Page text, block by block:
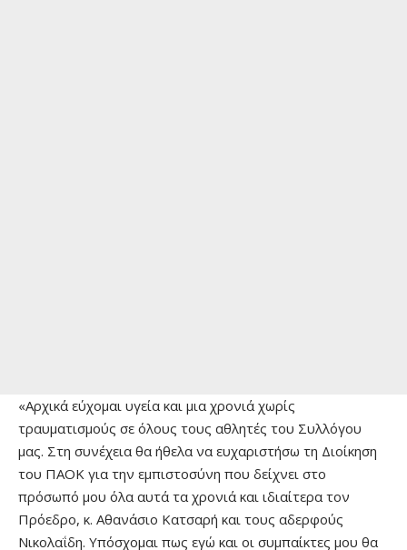
«Αρχικά εύχομαι υγεία και μια χρονιά χωρίς
τραυματισμούς σε όλους τους αθλητές του Συλλόγου
μας. Στη συνέχεια θα ήθελα να ευχαριστήσω τη Διοίκηση
του ΠΑΟΚ για την εμπιστοσύνη που δείχνει στο
πρόσωπό μου όλα αυτά τα χρονιά και ιδιαίτερα τον
Πρόεδρο, κ. Αθανάσιο Κατσαρή και τους αδερφούς
Νικολαΐδη. Υπόσχομαι πως εγώ και οι συμπαίκτες μου θα